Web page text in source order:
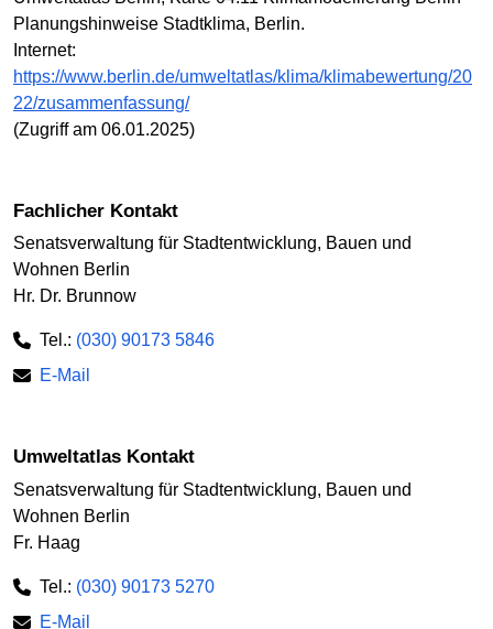
Planungshinweise Stadtklima, Berlin.
Internet:
https://www.berlin.de/umweltatlas/klima/klimabewertung/20
22/zusammenfassung/
(Zugriff am 06.01.2025)
Fachlicher Kontakt
Senatsverwaltung für Stadtentwicklung, Bauen und
Wohnen Berlin
Hr. Dr. Brunnow
Tel.: (030) 90173 5846
E-Mail
Umweltatlas Kontakt
Senatsverwaltung für Stadtentwicklung, Bauen und
Wohnen Berlin
Fr. Haag
Tel.: (030) 90173 5270
E-Mail